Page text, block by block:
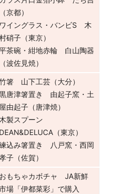
（京都）
ワイングラス・バンビS 木
硝子（東京）
茶碗・紺地赤輪 白山陶器
（波佐見焼）
箸 山下工芸（大分）
唐津箸置き 由起子窯・土
屋由起子（唐津焼）
製スプーン
DEAN&DELUCA（東京）
込み箸置き 八戸窯・西岡
子（佐賀）
おもちゃカボチャ JA新鮮
場「伊都菜彩」で購入